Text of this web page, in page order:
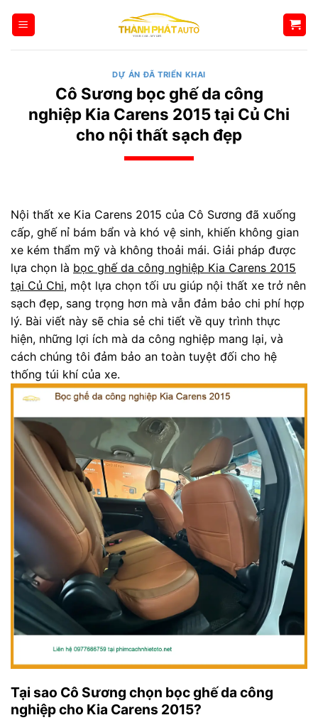
qua
DỰ ÁN ĐÃ TRIỂN KHAI
Cô Sương bọc ghế da công
nghiệp Kia Carens 2015 tại Củ Chi
cho nội thất sạch đẹp
Nội thất xe Kia Carens 2015 của Cô Sương đã xuống
cấp, ghế nỉ bám bẩn và khó vệ sinh, khiến không gian
xe kém thẩm mỹ và không thoải mái. Giải pháp được
lựa chọn là bọc ghế da công nghiệp Kia Carens 2015
tại Củ Chi, một lựa chọn tối ưu giúp nội thất xe trở nên
sạch đẹp, sang trọng hơn mà vẫn đảm bảo chi phí hợp
lý. Bài viết này sẽ chia sẻ chi tiết về quy trình thực
hiện, những lợi ích mà da công nghiệp mang lại, và
cách chúng tôi đảm bảo an toàn tuyệt đối cho hệ
thống túi khí của xe.
Tại sao Cô Sương chọn bọc ghế da công
nghiệp cho Kia Carens 2015?